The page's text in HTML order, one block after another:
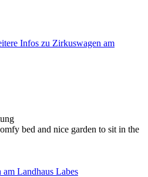
Infos zu Zirkuswagen am
bed and nice garden to sit in the
Landhaus Labes